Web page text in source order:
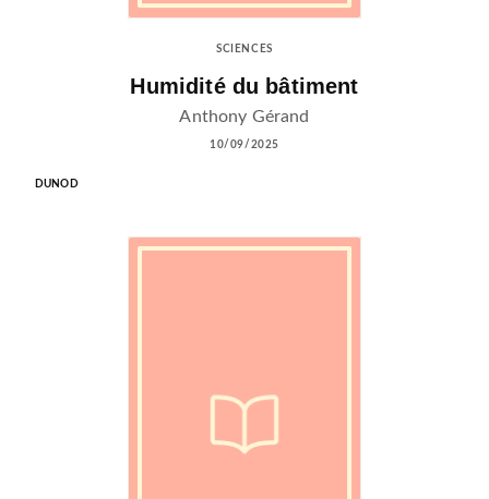
SCIENCES
Humidité du bâtiment
Anthony Gérand
10/09/2025
DUNOD